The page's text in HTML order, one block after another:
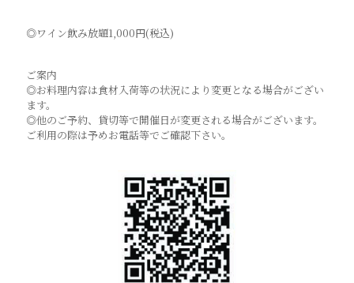
◎ワイン飲み放題1,000円(税込)
ご案内
◎お料理内容は食材入荷等の状況により変更となる場合がござい
ます。
◎他のご予約、貸切等で開催日が変更される場合がございます。
ご利用の際は予めお電話等でご確認下さい。